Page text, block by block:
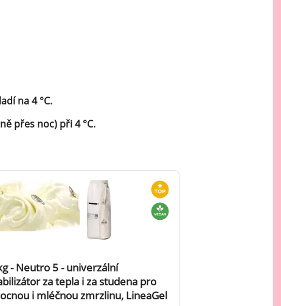
na 4 °C.
přes noc) při 4 °C.
- Neutro 5 - univerzální
za tepla i za studena pro
i mléčnou zmrzlinu, LineaGel